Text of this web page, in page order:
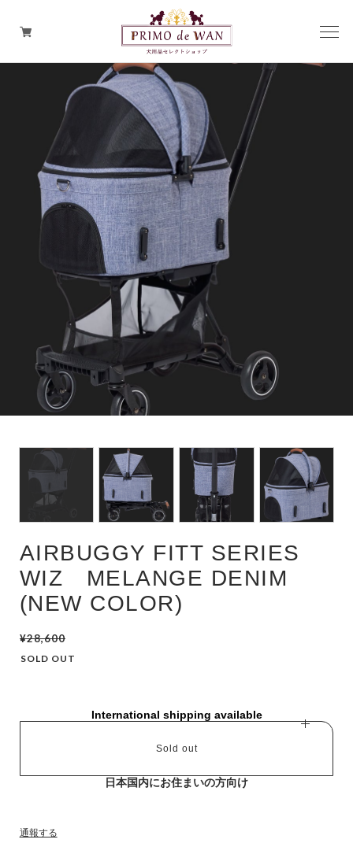
アイテムから探す
PRIMO de WAN プレミアム
ブランドから探す
PREMIUM SALE
ペット用品以外のセレクト商品
AIRBUGGY FITT SERIES
WIZ MELANGE DENIM
(NEW COLOR)
¥28,600
SOLD OUT
International shipping available
Sold out
日本国内にお住まいの方向け
通報する